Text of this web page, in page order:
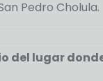
Pedro Cholula.
del lugar